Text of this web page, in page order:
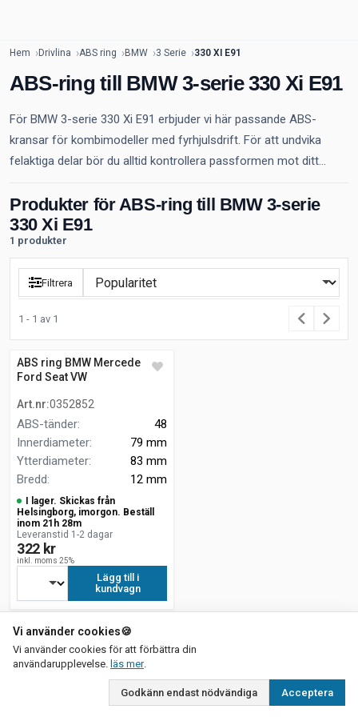
Hem Drivlina ABS ring BMW 3 Serie 330 XI E91
ABS-ring till BMW 3-serie 330 Xi E91
För BMW 3-serie 330 Xi E91 erbjuder vi här passande ABS-
kransar för kombimodeller med fyrhjulsdrift. För att undvika
felaktiga delar bör du alltid kontrollera passformen mot ditt...
Produkter för ABS-ring till BMW 3-serie
330 Xi E91
1 produkter
Filtrera
1 - 1 av 1
ABS ring BMW Mercedes
Ford Seat VW
Art.nr:0352852
ABS-tänder:
48
Innerdiameter:
79 mm
Ytterdiameter:
83 mm
Bredd: 12 mm
I lager. Skickas från
Helsingborg, imorgon. Beställ
inom 21h 28m
Leveranstid 1-2 dagar
322 kr
inkl. moms 25%
Lägg till i
kundvagn
Vi använder cookies🍪
Vi använder cookies för att förbättra din
användarupplevelse. läs merom vår integritetspolicy
.
Godkänn endast nödvändiga Acceptera